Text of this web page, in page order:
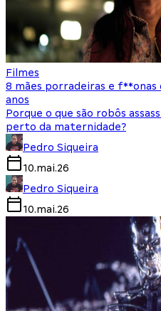
Filmes
8 mães porradeiras e
anos
Porque o que são robôs
perto da maternidade?
Pedro Siqueira
10.mai.26
Pedro Siqueira
10.mai.26